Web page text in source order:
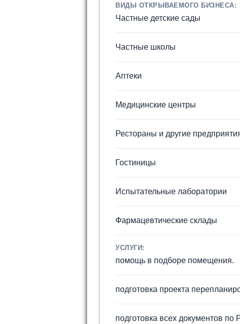
ВИДЫ ОТКРЫВАЕМОГО БИЗНЕСА:
Частные детские сады
Частные школы
Аптеки
Медицинские центры
Рестораны и другие
Гостиницы
Испытательные лаборатории
Фармацевтические склады
УСЛУГИ:
помощь в подборе помещения.
подготовка проекта
подготовка всех документов